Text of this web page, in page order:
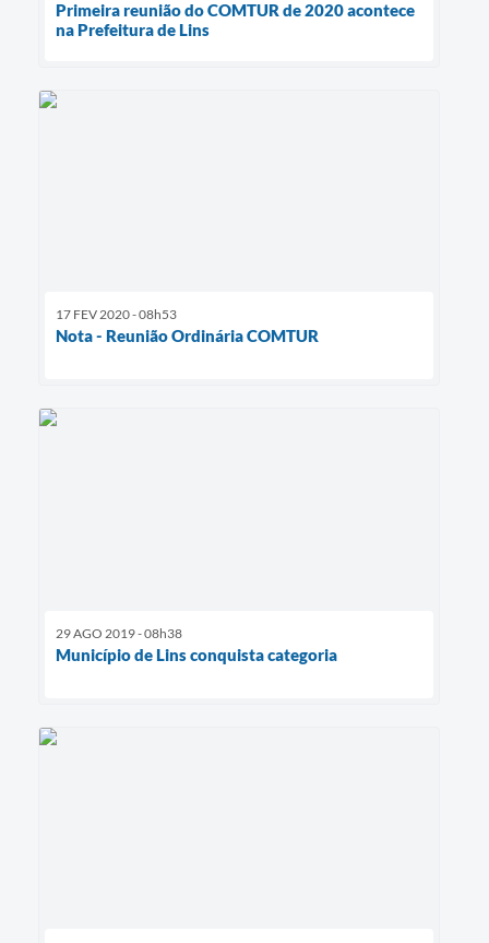
Primeira reunião do COMTUR de 2020 acontece
na Prefeitura de Lins
17 FEV 2020 - 08h53
Nota - Reunião Ordinária COMTUR
29 AGO 2019 - 08h38
Município de Lins conquista categoria